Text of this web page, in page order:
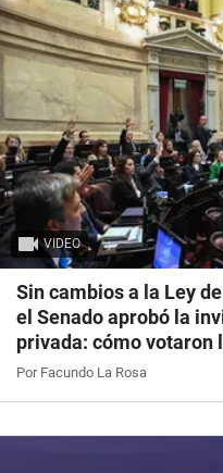
VIDEO
Sin cambios a la Ley
el Senado aprobó la
privada: cómo votaron
Por Facundo La Rosa